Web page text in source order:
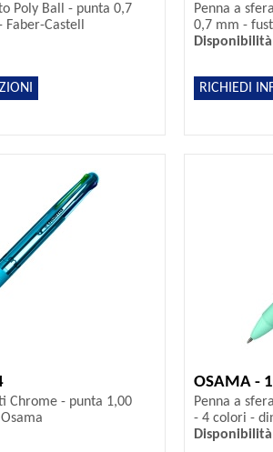
Poly Ball - punta 0,7
Castell
Penna a
0,7 mm -
RICHIEDI
Chrome - punta 1,00
OSAMA -
Penna a
- 4 colori -